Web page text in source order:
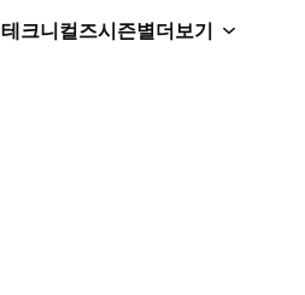
테크니컬즈시즌별더보기